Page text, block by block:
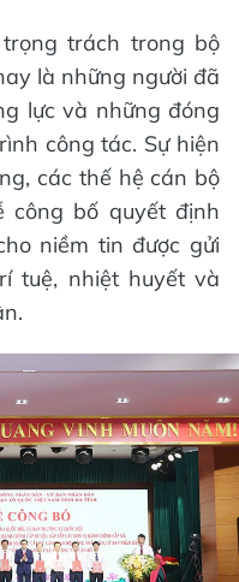
trách trong bộ
là những người đã
lực và những đóng
công tác. Sự hiện
các thế hệ cán bộ
công bố quyết định
niềm tin được gửi
tuệ, nhiệt huyết và